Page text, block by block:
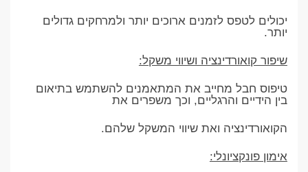
יכולים לטפס לזמנים ארוכים יותר ולמרחקים גדולים
יותר.
שיפור קואורדינציה ושיווי משקל:
טיפוס חבל מחייב את המתאמנים להשתמש בתיאום
בין הידיים והרגליים, וכך משפרים את
הקואורדינציה ואת שיווי המשקל שלהם.
אימון פונקציונלי: